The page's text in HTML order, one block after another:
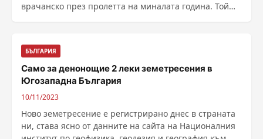
врачанско през пролетта на миналата година. Той
БЪЛГАРИЯ
Само за денонощие 2 леки земетресения в
Югозападна България
10/11/2023
Ново земетресение е регистрирано днес в страната
ни, става ясно от данните на сайта на Националния